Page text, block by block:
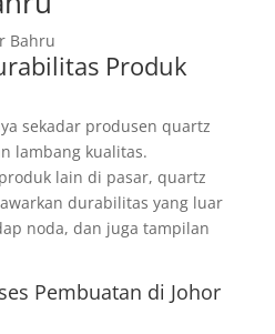
Produk
sekadar produsen quartz
lambang kualitas.
lain di pasar, quartz
durabilitas yang luar
noda, dan juga tampilan
Pembuatan di Johor